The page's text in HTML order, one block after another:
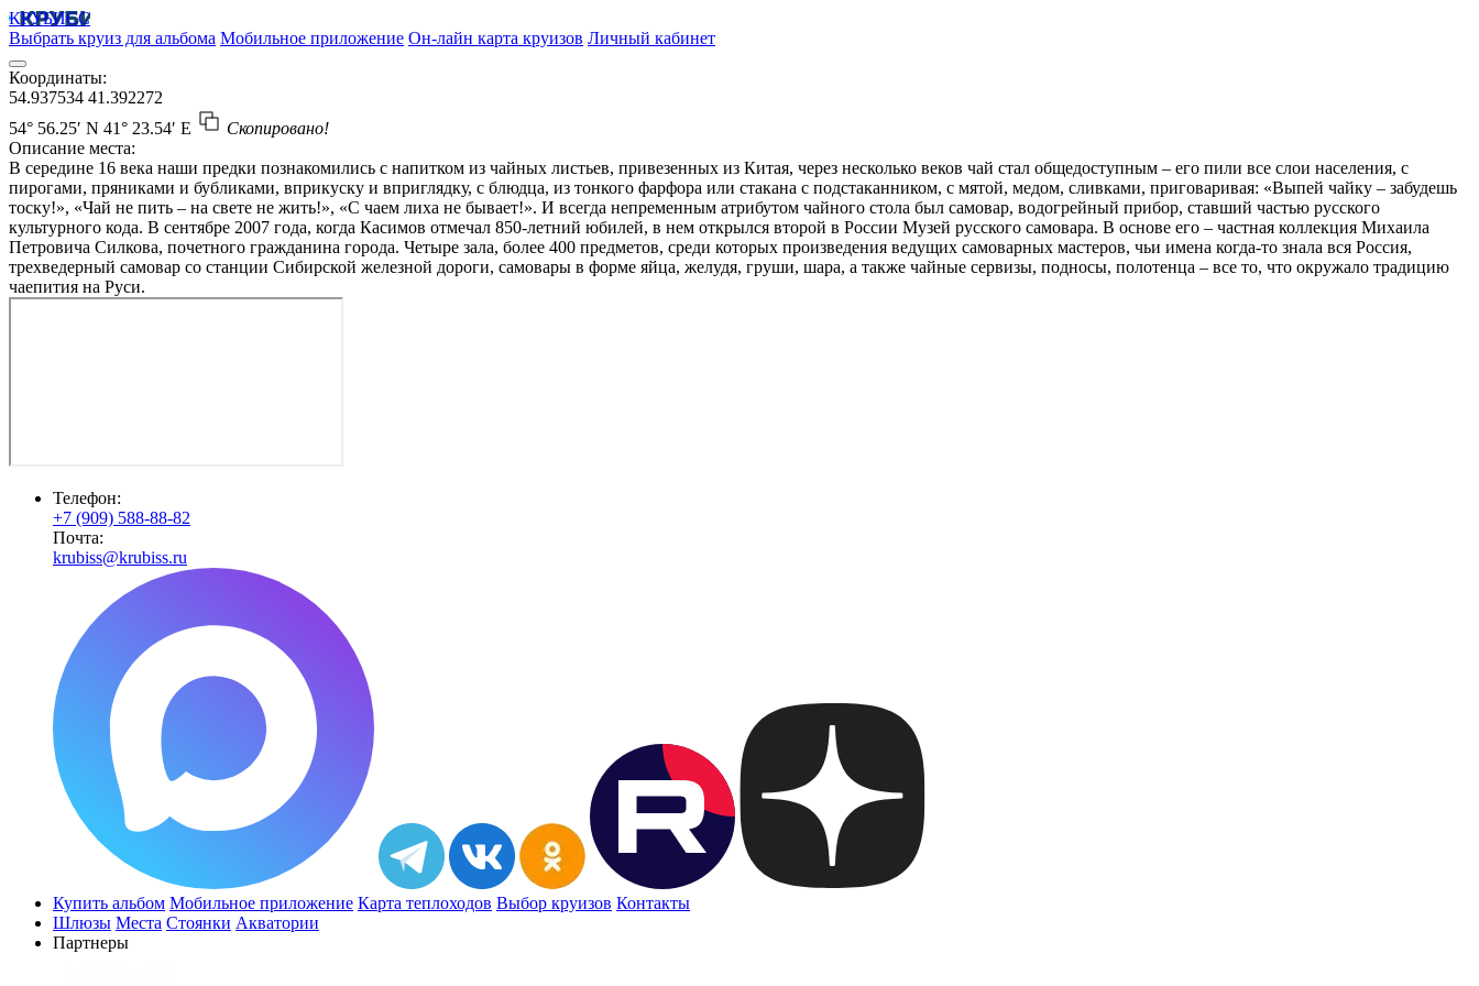
КРУБИСС
Выбрать круиз для альбома Мобильное приложение Он-лайн карта круизов Личный кабинет
Координаты:
54.937534 41.392272
54° 56.25′ N 41° 23.54′ E
Скопировано!
Описание места:
В середине 16 века наши предки познакомились с напитком из чайных листьев, привезенных из Китая, через несколько веков чай стал общедоступным – его пили все слои населения, с
пирогами, пряниками и бубликами, вприкуску и вприглядку, с блюдца, из тонкого фарфора или стакана с подстаканником, с мятой, медом, сливками, приговаривая: «Выпей чайку – забудешь
тоску!», «Чай не пить – на свете не жить!», «С чаем лиха не бывает!». И всегда непременным атрибутом чайного стола был самовар, водогрейный прибор, ставший частью русского
культурного кода. В сентябре 2007 года, когда Касимов отмечал 850-летний юбилей, в нем открылся второй в России Музей русского самовара. В основе его – частная коллекция Михаила
Петровича Силкова, почетного гражданина города. Четыре зала, более 400 предметов, среди которых произведения ведущих самоварных мастеров, чьи имена когда-то знала вся Россия,
трехведерный самовар со станции Сибирской железной дороги, самовары в форме яйца, желудя, груши, шара, а также чайные сервизы, подносы, полотенца – все то, что окружало традицию
чаепития на Руси.
Телефон:
+7 (909) 588-88-82
Почта:
krubiss@krubiss.ru
Купить альбом Мобильное приложение Карта теплоходов Выбор круизов Контакты
Шлюзы Места Стоянки Акватории
Партнеры